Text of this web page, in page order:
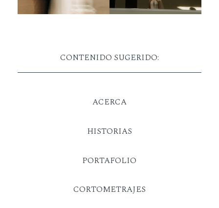
CONTENIDO SUGERIDO:
ACERCA
HISTORIAS
PORTAFOLIO
CORTOMETRAJES